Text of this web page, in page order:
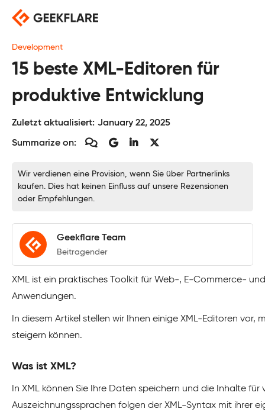
Skip
content
Development
15 beste XML-Editoren für
produktive Entwicklung
Zuletzt aktualisiert: January 22, 2025
Summarize on:
Wir verdienen eine Provision, wenn Sie über Partnerlinks
kaufen. Dies hat keinen Einfluss auf unsere Rezensionen
oder Empfehlungen.
Geekflare Team
Beitragender
XML ist ein praktisches Toolkit für Web-, E-Commerce-
Anwendungen.
In diesem Artikel stellen wir Ihnen einige XML-Editoren vor,
steigern können.
Was ist XML?
In XML können Sie Ihre Daten speichern und die Inhalte
Auszeichnungssprachen folgen der XML-Syntax mit ihrer